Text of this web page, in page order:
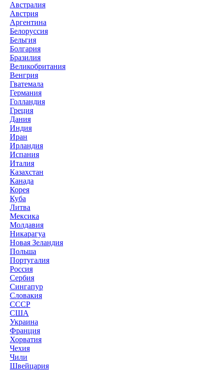
Австралия
Австрия
Аргентина
Белоруссия
Бельгия
Болгария
Бразилия
Великобритания
Венгрия
Гватемала
Германия
Голландия
Греция
Дания
Индия
Иран
Ирландия
Испания
Италия
Казахстан
Канада
Корея
Куба
Литва
Мексика
Молдавия
Никарагуа
Новая Зеландия
Польша
Португалия
Россия
Сербия
Сингапур
Словакия
СССР
США
Украина
Франция
Хорватия
Чехия
Чили
Швейцария